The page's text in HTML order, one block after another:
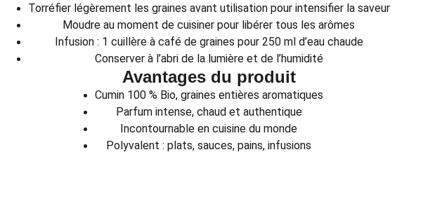
Torréfier légèrement les graines avant utilisation pour intensifier la saveur
Moudre au moment de cuisiner pour libérer tous les arômes
Infusion : 1 cuillère à café de graines pour 250 ml d’eau chaude
Conserver à l’abri de la lumière et de l’humidité
Avantages du produit
Cumin 100 % Bio, graines entières aromatiques
Parfum intense, chaud et authentique
Incontournable en cuisine du monde
Polyvalent : plats, sauces, pains, infusions